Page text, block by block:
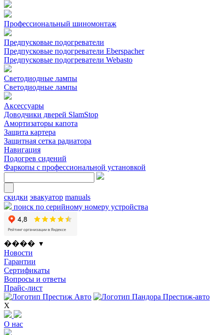
Профессиональный шиномонтаж
Предпусковые подогреватели
Предпусковые подогреватели Eberspacher
Предпусковые подогреватели Webasto
Светодиодные лампы
Светодиодные лампы
Аксессуары
Доводчики дверей SlamStop
Амортизаторы капота
Защита картера
Защитная сетка радиатора
Навигация
Подогрев сидений
Фаркопы с профессиональной установкой
скидки эвакуатор manuals
поиск по серийному номеру устройства
���� ▾
Новости
Гарантии
Сертификаты
Вопросы и ответы
Прайс-лист
X
О нас